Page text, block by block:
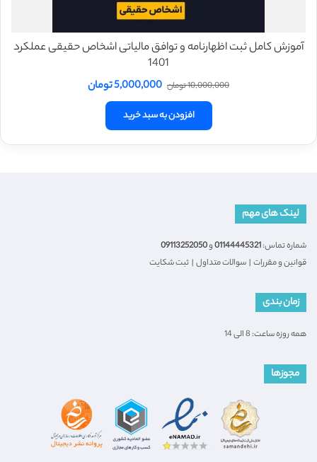
آموزش کامل ثبت اظهارنامه و توافق مالیاتی اشخاص حقیقی عملکرد
1401
10,000,000تومان قیمت
اصلی
بود.
5,000,000تومانقیمت
افزودن به سبد خرید
لینک های مهم
شماره تماس:01144445321و09113252050
قوانین و مقررات | سوالات متداول | ثبت شکایت
زمان بندی
همه روزه ساعت: 8 الی 14
مجوزها